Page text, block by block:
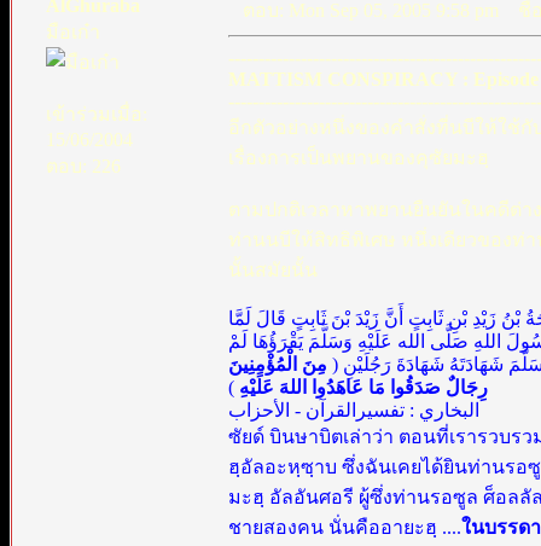
AlGhuraba
มือเก๋า
เข้าร่วมเมื่อ:
15/06/2004
ตอบ: 226
ตอบ: Mon Sep 05, 2005 9:58 pm ชื่
MATTISM CONSPIRACY : Episode
อีกตัวอย่างหนึ่งของคำสั่งที่นบีให้ใช้กั
เรื่องการเป็นพยานของคุซัยมะฮฺ
ตามปกติเวลาหาพยานยืนยันในคดีต่
ท่านนบีให้สิทธิพิเศษ หนึ่งเดียวของท่า
นั้นสมัยนั้น
بْنُ زَيْدِ بْنِ ثَابِتٍ أَنَّ زَيْدَ بْنَ ثَابِتٍ قَالَ لَمَّا
اللهِ صَلَّى الله عَلَيْهِ وَسَلَّمَ يَقْرَؤُهَا لَمْ
شَهَادَتَهُ شَهَادَةَ رَجُلَيْنِ ( مِنَ الْمُؤْمِنِينَ
رِجَالٌ صَدَقُوا مَا عَاهَدُوا اللهَ عَلَيْهِ )
البخاري : تفسيرالقرآن - الأحزاب
ซัยด์ บินษาบิตเล่าว่า ตอนที่เรารวบร
ฮฺอัลอะหฺซฺาบ ซึ่งฉันเคยได้ยินท่านรอ
มะฮฺ อัลอันศอรี ผู้ซึ่งท่านรอซูล ศ็อลลั
ชายสองคน นั่นคืออายะฮฺ ....ในบรรด